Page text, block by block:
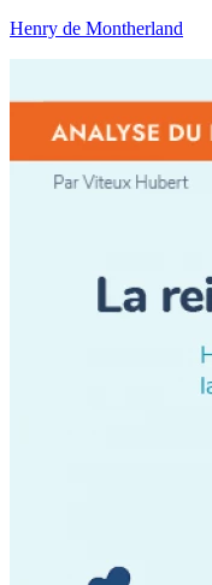
Henry de Montherland